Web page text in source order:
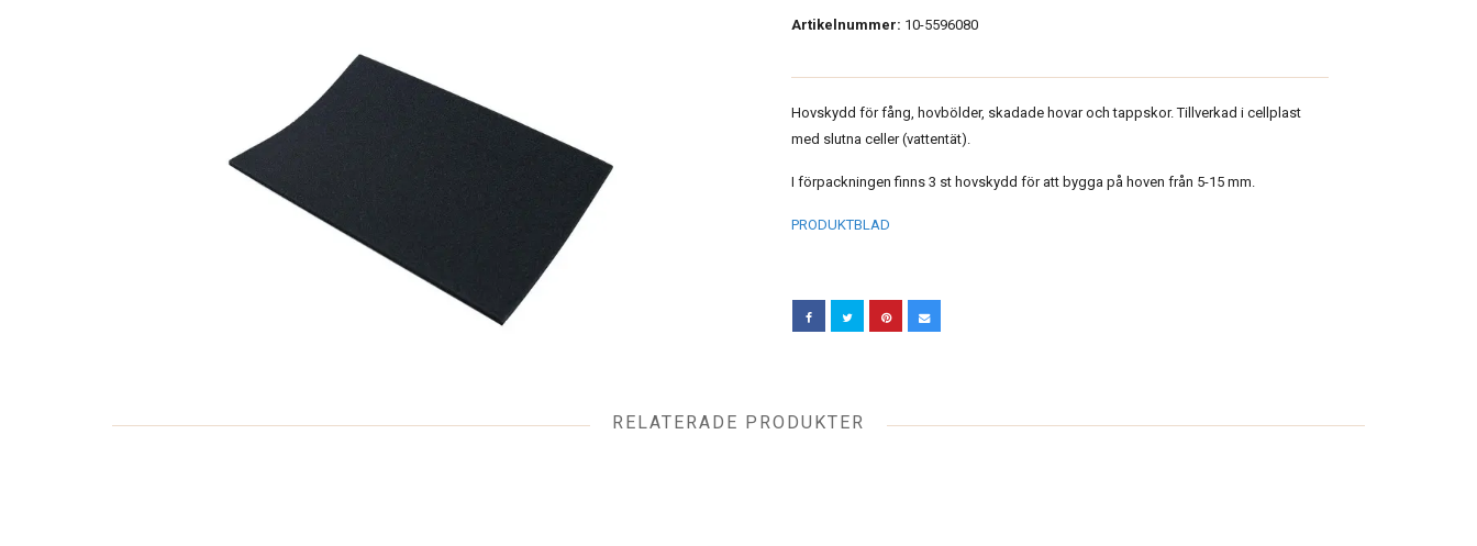
Artikelnummer: 10-5596080
Hovskydd för fång, hovbölder, skadade hovar och tappskor. Tillverkad i cellplast
med slutna celler (vattentät).
I förpackningen finns 3 st hovskydd för att bygga på hoven från 5-15 mm.
PRODUKTBLAD
RELATERADE PRODUKTER